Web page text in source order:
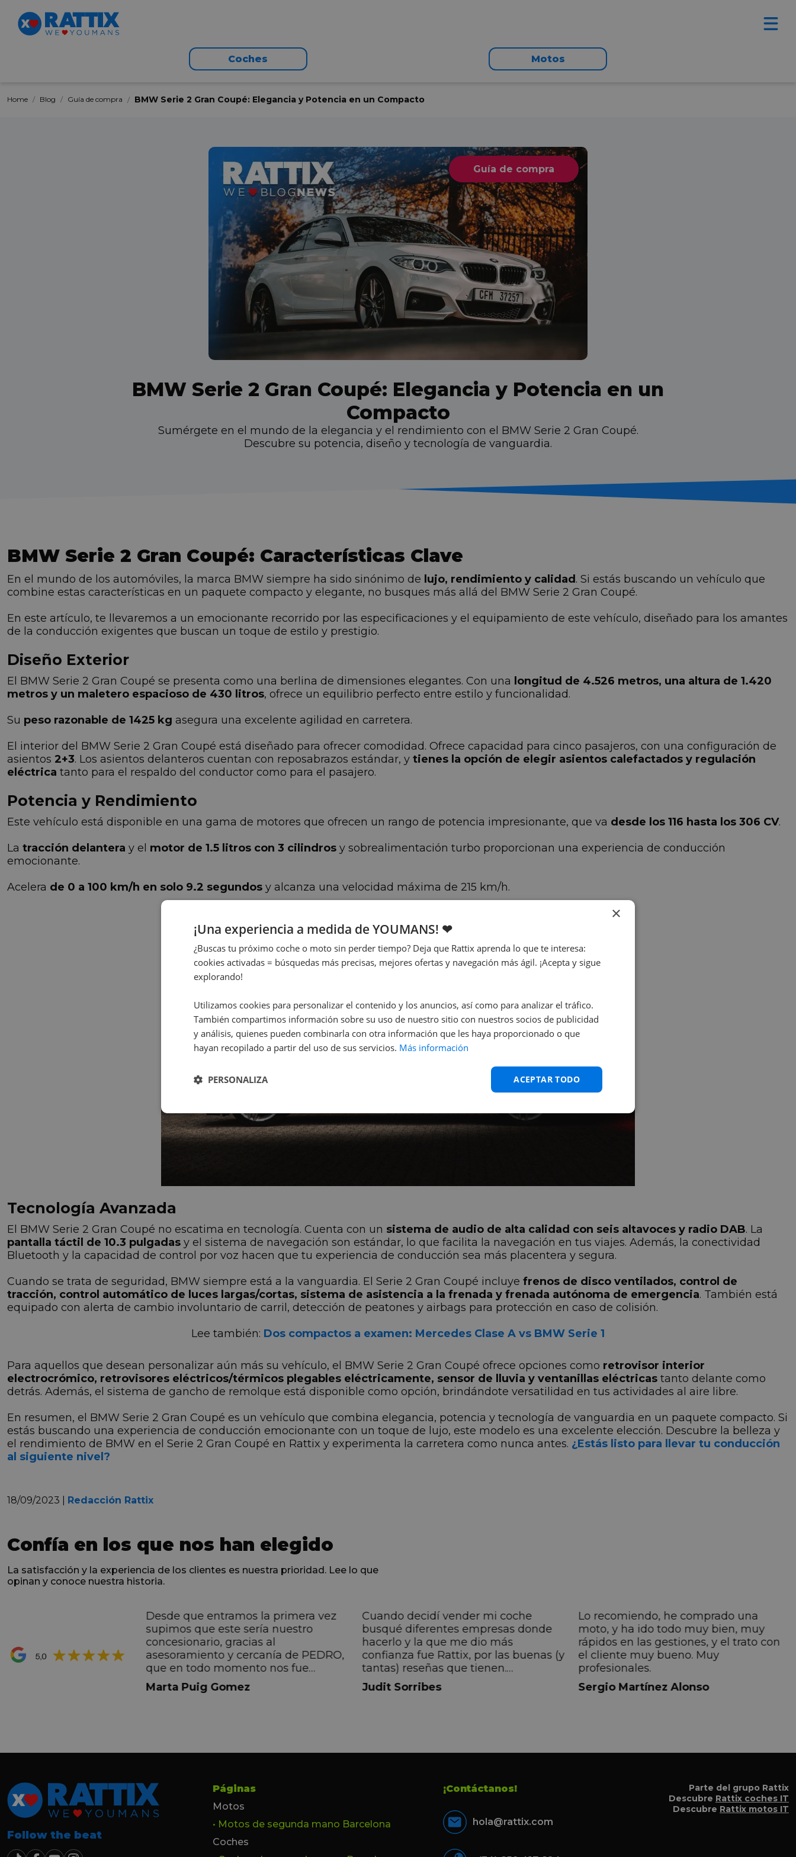
Coches Motos
Home Blog Guía de compra BMW Serie 2 Gran Coupé: Elegancia y Potencia en un Compacto
Guía de compra
BMW Serie 2 Gran Coupé: Elegancia y Potencia en un
Compacto
Sumérgete en el mundo de la elegancia y el rendimiento con el BMW Serie 2 Gran Coupé.
Descubre su potencia, diseño y tecnología de vanguardia.
BMW Serie 2 Gran Coupé: Características Clave
En el mundo de los automóviles, la marca BMW siempre ha sido sinónimo de lujo, rendimiento y calidad . Si estás buscando un vehículo que
combine estas características en un paquete compacto y elegante, no busques más allá del BMW Serie 2 Gran Coupé.
En este artículo, te llevaremos a un emocionante recorrido por las especificaciones y el equipamiento de este vehículo, diseñado para los amantes
de la conducción exigentes que buscan un toque de estilo y prestigio.
Diseño Exterior
El BMW Serie 2 Gran Coupé se presenta como una berlina de dimensiones elegantes. Con una longitud de 4.526 metros, una altura de 1.420
metros y un maletero espacioso de 430 litros, ofrece un equilibrio perfecto entre estilo y funcionalidad.
Su peso razonable de 1425 kg asegura una excelente agilidad en carretera.
El interior del BMW Serie 2 Gran Coupé está diseñado para ofrecer comodidad. Ofrece capacidad para cinco pasajeros, con una configuración de
asientos 2+3. Los asientos delanteros cuentan con reposabrazos estándar, y tienes la opción de elegir asientos calefactados y regulación
eléctrica tanto para el respaldo del conductor como para el pasajero.
Potencia y Rendimiento
Este vehículo está disponible en una gama de motores que ofrecen un rango de potencia impresionante, que va desde los 116 hasta los 306 CV.
La tracción delantera y el motor de 1.5 litros con 3 cilindros y sobrealimentación turbo proporcionan una experiencia de conducción
emocionante.
Acelera de 0 a 100 km/h en solo 9.2 segundos y alcanza una velocidad máxima de 215 km/h.
Tecnología Avanzada
El BMW Serie 2 Gran Coupé no escatima en tecnología. Cuenta con un sistema de audio de alta calidad con seis altavoces y radio DAB. La
pantalla táctil de 10.3 pulgadas y el sistema de navegación son estándar, lo que facilita la navegación en tus viajes. Además, la conectividad
Bluetooth y la capacidad de control por voz hacen que tu experiencia de conducción sea más placentera y segura.
Cuando se trata de seguridad, BMW siempre está a la vanguardia. El Serie 2 Gran Coupé incluye frenos de disco ventilados, control de
tracción, control automático de luces largas/cortas, sistema de asistencia a la frenada y frenada autónoma de emergencia. También está
equipado con alerta de cambio involuntario de carril, detección de peatones y airbags para protección en caso de colisión.
Lee también: Dos compactos a examen: Mercedes Clase A vs BMW Serie 1
Para aquellos que desean personalizar aún más su vehículo, el BMW Serie 2 Gran Coupé ofrece opciones como retrovisor interior
electrocrómico, retrovisores eléctricos/térmicos plegables eléctricamente, sensor de lluvia y ventanillas eléctricas tanto delante como
detrás. Además, el sistema de gancho de remolque está disponible como opción, brindándote versatilidad en tus actividades al aire libre.
En resumen, el BMW Serie 2 Gran Coupé es un vehículo que combina elegancia, potencia y tecnología de vanguardia en un paquete compacto. Si
estás buscando una experiencia de conducción emocionante con un toque de lujo, este modelo es una excelente elección. Descubre la belleza y
el rendimiento de BMW en el Serie 2 Gran Coupé en Rattix y experimenta la carretera como nunca antes. ¿Estás listo para llevar tu conducción
al siguiente nivel?
18/09/2023 | Redacción Rattix
Confía en los que nos han elegido
La satisfacción y la experiencia de los clientes es nuestra prioridad. Lee lo que
opinan y conoce nuestra historia.
premio de su vida.
por todo.
Desde que entramos la primera vez
supimos que este sería nuestro
concesionario, gracias al
asesoramiento y cercanía de PEDRO,
que en todo momento nos fue
informando de forma muy directa, de
todos los pasos que teníamos que
Marta Puig Gomez
Cuando decidí vender mi coche
busqué diferentes empresas donde
hacerlo y la que me dio más
confianza fue Rattix, por las buenas (y
tantas) reseñas que tienen.
Realmente la experiencia ha sido
muy buena, Carolina ha sido siempre
Judit Sorribes
Lo recomiendo, he comprado una
moto, y ha ido todo muy bien, muy
rápidos en las gestiones, y el trato con
el cliente muy bueno. Muy
profesionales.
Sergio Martínez Alonso
Follow the beat
Páginas
Motos
• Motos de segunda mano Barcelona
Coches
¡Contáctanos!
hola@rattix.com
Parte del grupo Rattix
Descubre Rattix coches IT
Descubre Rattix motos IT
×
¡Una experiencia a medida de YOUMANS! ❤
¿Buscas tu próximo coche o moto sin perder tiempo? Deja que Rattix aprenda lo que te interesa:
cookies activadas = búsquedas más precisas, mejores ofertas y navegación más ágil. ¡Acepta y sigue
explorando!
Utilizamos cookies para personalizar el contenido y los anuncios, así como para analizar el tráfico.
También compartimos información sobre su uso de nuestro sitio con nuestros socios de publicidad
y análisis, quienes pueden combinarla con otra información que les haya proporcionado o que
hayan recopilado a partir del uso de sus servicios. Más información
ACEPTAR TODO
PERSONALIZA